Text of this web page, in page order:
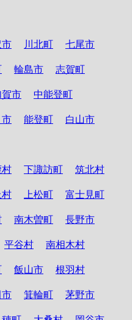
市 川北町 七尾市
輪島市 志賀町
賀市 中能登町
市 能登町 白山市
村 下諏訪町 筑北村
村 上松町 富士見町
南木曽町 長野市
平谷村 南相木村
飯山市 根羽村
市 箕輪町 茅野市